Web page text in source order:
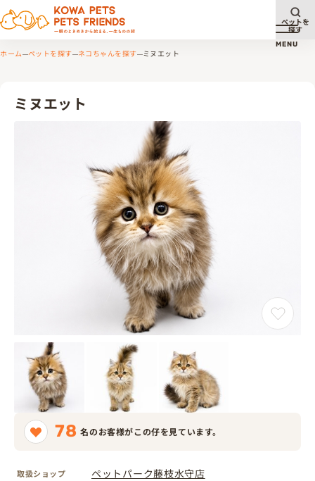
メニ
MENU
ペットを
探す
ホーム ペットを探す ネコちゃんを探す ミヌエット
ミヌエット
78 名のお客様がこの仔を見ています。
取扱ショップ ペットパーク藤枝水守店